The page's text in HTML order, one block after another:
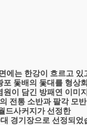
에는 한강이 흐르고 있
포 돛배의 돛대를 형상
원이 담긴 방패연 이미
전통 소반과 팔각 모
드사커지가 선정한
경기장으로 선정되었